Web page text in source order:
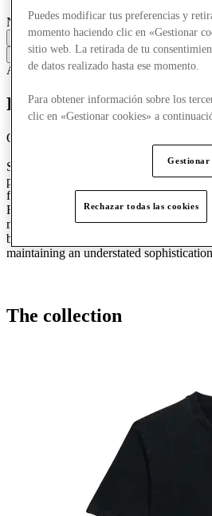
Nueva Apertura
Cerrado
Contacta con la tienda
Accesorios y bolsosRopa ropa de hombre
Discover Superdry & Co
Opening on 4th June
Superdry & Co stands as an authentic
pillars of craft and culture. Our
from iconic outerwear to refined jersey,
Reimagined with contemporary
meticulous attention to detail. The result
balances quality and versatility,
maintaining an understated
The collection
Puedes modificar tus preferencias y
momento haciendo clic en «Gestionar
sitio web. La retirada de tu
de datos realizado hasta ese momento.
Para obtener información sobre los
clic en «Gestionar cookies» a
Gestionar
Rechazar todas las cookies